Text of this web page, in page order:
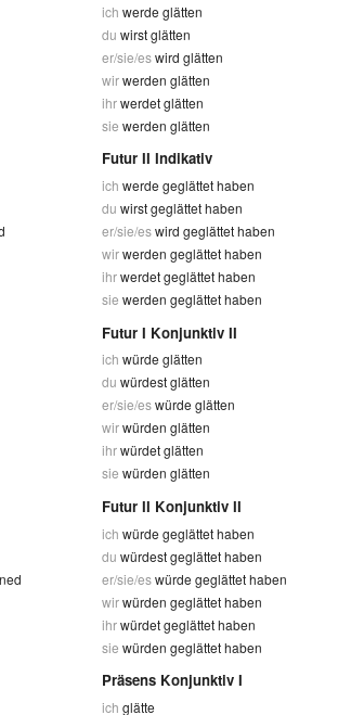
ich werde glätten
du wirst glätten
er/sie/eswird glätten
wirwerden glätten
ihrwerdet glätten
sie werden glätten
Futur II Indikativ
ich werde geglättet haben
du wirst geglättet haben
er/sie/eswird geglättet haben
wirwerden geglättet haben
ihrwerdet geglättet haben
sie werden geglättet haben
Futur I Konjunktiv II
ich würde glätten
du würdest glätten
er/sie/eswürde glätten
wirwürden glätten
ihrwürdet glätten
sie würden glätten
Futur II Konjunktiv II
ich würde geglättet haben
du würdest geglättet haben
er/sie/eswürde geglättet haben
wirwürden geglättet haben
ihrwürdet geglättet haben
sie würden geglättet haben
Präsens Konjunktiv I
ich glätte